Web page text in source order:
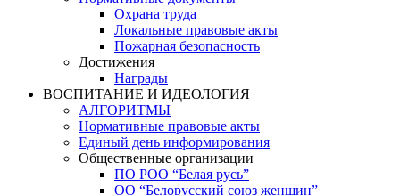
Охрана труда
Локальные правовые акты
Пожарная безопасность
Достижения
Награды
ВОСПИТАНИЕ И ИДЕОЛОГИЯ
АЛГОРИТМЫ
Нормативные правовые акты
Единый день информирования
Общественные организации
ПО РОО “Белая русь”
ОО “Белорусский союз женщин”